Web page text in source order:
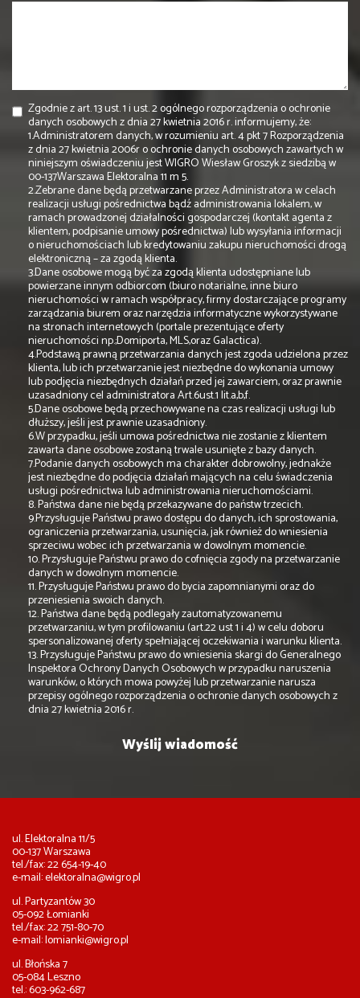
Zgodnie z art. 13 ust. 1 i ust. 2 ogólnego rozporządzenia o ochronie
danych osobowych z dnia 27 kwietnia 2016 r. informujemy, że:
1.Administratorem danych, w rozumieniu art. 4 pkt 7 Rozporządzenia
z dnia 27 kwietnia 2006r o ochronie danych osobowych zawartych w
niniejszym oświadczeniu jest WIGRO Wiesław Groszyk z siedzibą w
00-137Warszawa Elektoralna 11 m 5.
2.Zebrane dane będą przetwarzane przez Administratora w celach
realizacji usługi pośrednictwa bądź administrowania lokalem, w
ramach prowadzonej działalności gospodarczej (kontakt agenta z
klientem, podpisanie umowy pośrednictwa) lub wysyłania informacji
o nieruchomościach lub kredytowaniu zakupu nieruchomości drogą
elektroniczną – za zgodą klienta.
3.Dane osobowe mogą być za zgodą klienta udostępniane lub
powierzane innym odbiorcom (biuro notarialne, inne biuro
nieruchomości w ramach współpracy, firmy dostarczające programy
zarządzania biurem oraz narzędzia informatyczne wykorzystywane
na stronach internetowych (portale prezentujące oferty
nieruchomości np.;Domiporta, MLS,oraz Galactica).
4.Podstawą prawną przetwarzania danych jest zgoda udzielona przez
klienta, lub ich przetwarzanie jest niezbędne do wykonania umowy
lub podjęcia niezbędnych działań przed jej zawarciem, oraz prawnie
uzasadniony cel administratora Art.6ust.1 lit.a,b,f.
5.Dane osobowe będą przechowywane na czas realizacji usługi lub
dłuższy, jeśli jest prawnie uzasadniony.
6.W przypadku, jeśli umowa pośrednictwa nie zostanie z klientem
zawarta dane osobowe zostaną trwale usunięte z bazy danych.
7.Podanie danych osobowych ma charakter dobrowolny, jednakże
jest niezbędne do podjęcia działań mających na celu świadczenia
usługi pośrednictwa lub administrowania nieruchomościami.
8. Państwa dane nie będą przekazywane do państw trzecich.
9.Przysługuje Państwu prawo dostępu do danych, ich sprostowania,
ograniczenia przetwarzania, usunięcia, jak również do wniesienia
sprzeciwu wobec ich przetwarzania w dowolnym momencie.
10. Przysługuje Państwu prawo do cofnięcia zgody na przetwarzanie
danych w dowolnym momencie.
11. Przysługuje Państwu prawo do bycia zapomnianymi oraz do
przeniesienia swoich danych.
12. Państwa dane będą podlegały zautomatyzowanemu
przetwarzaniu, w tym profilowaniu (art.22 ust 1 i 4) w celu doboru
spersonalizowanej oferty spełniającej oczekiwania i warunku klienta.
13. Przysługuje Państwu prawo do wniesienia skargi do Generalnego
Inspektora Ochrony Danych Osobowych w przypadku naruszenia
warunków, o których mowa powyżej lub przetwarzanie narusza
przepisy ogólnego rozporządzenia o ochronie danych osobowych z
dnia 27 kwietnia 2016 r.
ul. Elektoralna 11/5
00-137 Warszawa
tel./fax: 22 654-19-40
e-mail:elektoralna@wigro.pl
ul. Partyzantów 30
05-092 Łomianki
tel./fax: 22 751-80-70
e-mail:lomianki@wigro.pl
ul. Błońska 7
05-084 Leszno
tel.: 603-962-687